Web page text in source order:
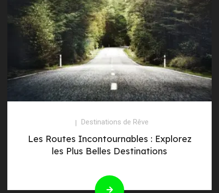
Destinations de Rêve
Les Routes Incontournables : Explorez
les Plus Belles Destinations